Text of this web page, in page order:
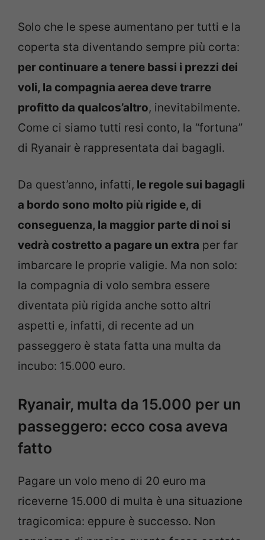
Solo che le spese aumentano per tutti e la
coperta sta diventando sempre più corta:
per continuare a tenere bassi i prezzi dei
voli, la compagnia aerea deve trarre
profitto da qualcos’altro, inevitabilmente.
Come ci siamo tutti resi conto, la “fortuna”
di Ryanair è rappresentata dai bagagli.
Da quest’anno, infatti, le regole sui bagagli
a bordo sono molto più rigide e, di
conseguenza, la maggior parte di noi si
vedrà costretto a pagare un extra per far
imbarcare le proprie valigie. Ma non solo:
la compagnia di volo sembra essere
diventata più rigida anche sotto altri
aspetti e, infatti, di recente ad un
passeggero è stata fatta una multa da
incubo: 15.000 euro.
Ryanair, multa da 15.000 per un
passeggero: ecco cosa aveva
fatto
Pagare un volo meno di 20 euro ma
riceverne 15.000 di multa è una situazione
tragicomica: eppure è successo. Non